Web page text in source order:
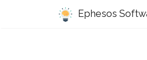
Ephesos